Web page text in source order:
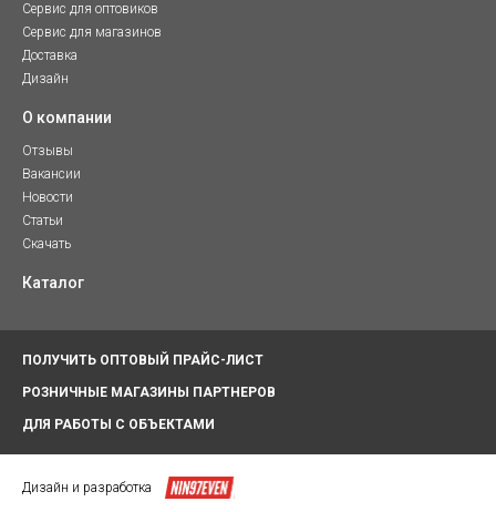
Сервис для оптовиков
Сервис для магазинов
Доставка
Дизайн
О компании
Отзывы
Вакансии
Новости
Статьи
Скачать
Каталог
ПОЛУЧИТЬ ОПТОВЫЙ ПРАЙС-ЛИСТ
РОЗНИЧНЫЕ МАГАЗИНЫ ПАРТНЕРОВ
ДЛЯ РАБОТЫ С ОБЪЕКТАМИ
Дизайн и разработка